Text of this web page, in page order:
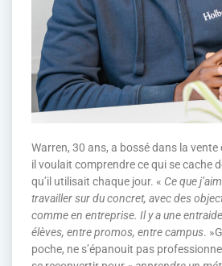
Warren, 30 ans, a bossé dans la vente
il voulait comprendre ce qui se cache
qu’il utilisait chaque jour. « Ce que
travailler sur du concret, avec des
comme en entreprise. Il y a une
élèves, entre promos, entre campus.
poche, ne s’épanouit pas